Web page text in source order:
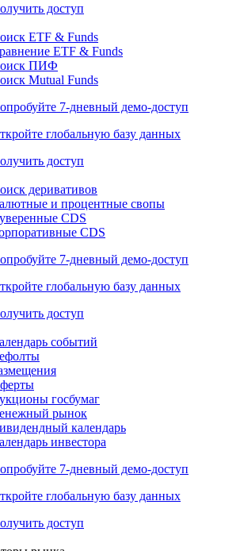
доступ
ETF & Funds
ETF & Funds
ПИФ
Mutual Funds
7-дневный демо-доступ
глобальную базу данных
доступ
деривативов
и процентные свопы
CDS
CDS
7-дневный демо-доступ
глобальную базу данных
доступ
событий
госбумаг
рынок
календарь
инвестора
7-дневный демо-доступ
глобальную базу данных
доступ